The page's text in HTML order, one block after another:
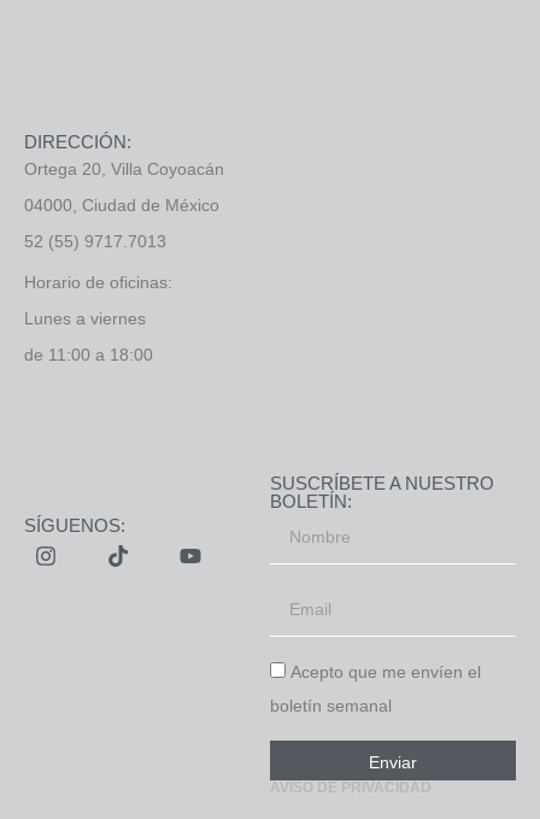
DIRECCIÓN:
Ortega 20, Villa Coyoacán
04000, Ciudad de México
52 (55) 9717.7013
Horario de oficinas:
Lunes a viernes
de 11:00 a 18:00
SÍGUENOS:
SUSCRÍBETE A NUESTRO
BOLETÍN:
Acepto que me envíen el
boletín semanal
Enviar
AVISO DE PRIVACIDAD
comunicacion@pedromeyer.com